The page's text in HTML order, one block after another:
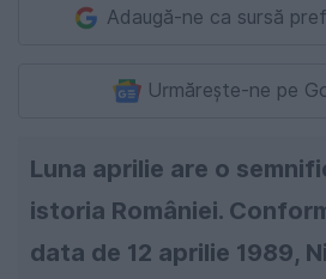
Adaugă-ne ca sursă
Urmărește-ne pe
Luna aprilie are o
istoria României.
data de 12 aprilie 1989,